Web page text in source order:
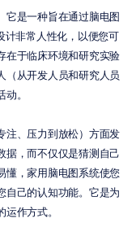
它是一种旨在通过脑电图
计非常人性化，以便您可
在于临床环境和研究实验
（从开发人员和研究人员
。
注、压力到放松）方面发
据，而不仅仅是猜测自己
懂，家用脑电图系统使您
自己的认知功能。它是为
作方式。